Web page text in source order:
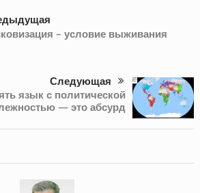
– условие выживания
Следующая
язык с политической
— это абсурд